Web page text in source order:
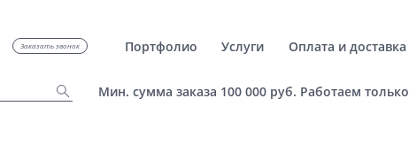
Заказать звонок Портфолио Услуги Оплата и доставка
Мин. сумма заказа 100 000 руб. Работаем